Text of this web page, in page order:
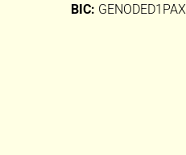
BIC: GENODED1PAX